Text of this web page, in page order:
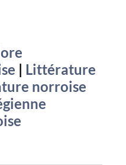
| Littérature
norroise